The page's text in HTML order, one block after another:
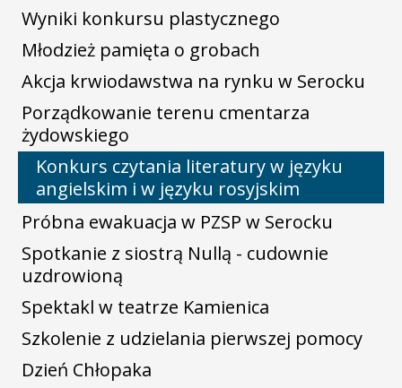
Wyniki konkursu plastycznego
Młodzież pamięta o grobach
Akcja krwiodawstwa na rynku w Serocku
Porządkowanie terenu cmentarza
żydowskiego
Konkurs czytania literatury w języku
angielskim i w języku rosyjskim
Próbna ewakuacja w PZSP w Serocku
Spotkanie z siostrą Nullą - cudownie
uzdrowioną
Spektakl w teatrze Kamienica
Szkolenie z udzielania pierwszej pomocy
Dzień Chłopaka